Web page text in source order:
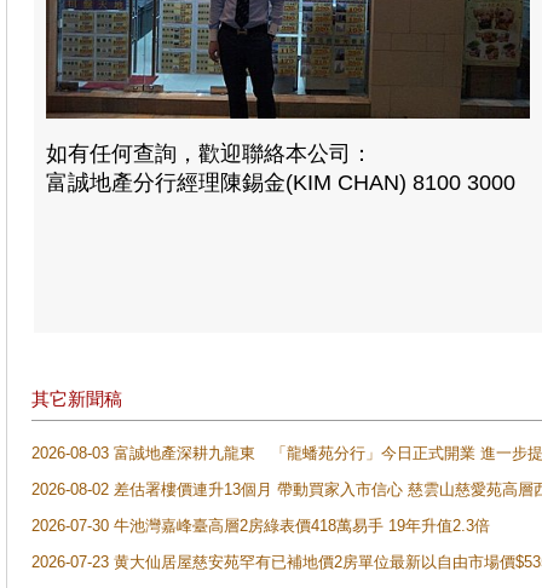
如有任何查詢，歡迎聯絡本公司：
富誠地產分行經理陳錫金(KIM CHAN) 8100 3000
其它新聞稿
2026-08-03 富誠地產深耕九龍東 「龍蟠苑分行」今日正式開業 進一步
2026-08-02 差估署樓價連升13個月 帶動買家入市信心 慈雲山慈愛苑高層
2026-07-30 牛池灣嘉峰臺高層2房綠表價418萬易手 19年升值2.3倍
2026-07-23 黄大仙居屋慈安苑罕有已補地價2房單位最新以自由市場價